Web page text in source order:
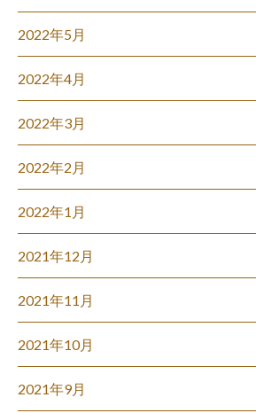
2022年5月
2022年4月
2022年3月
2022年2月
2022年1月
2021年12月
2021年11月
2021年10月
2021年9月